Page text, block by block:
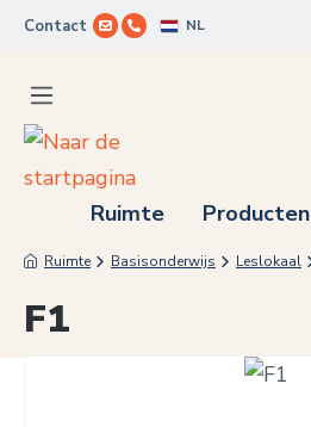
Ga naar de hoofdinhoud
Contact NL
Ruimte Producten
Ruimte Basisonderwijs Leslokaal
F1
Afbeeldingengalerij overslaan